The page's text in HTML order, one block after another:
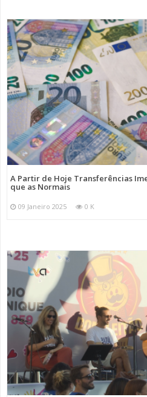
A Partir de Hoje Transferências
que as Normais
09 Janeiro 2025 0 K